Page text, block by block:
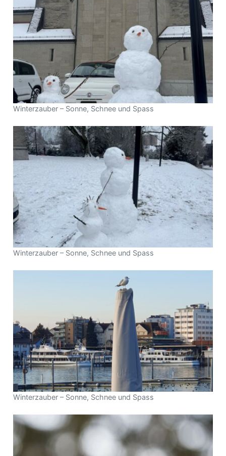
Winterzauber – Sonne, Schnee und Spass
Winterzauber – Sonne, Schnee und Spass
Winterzauber – Sonne, Schnee und Spass